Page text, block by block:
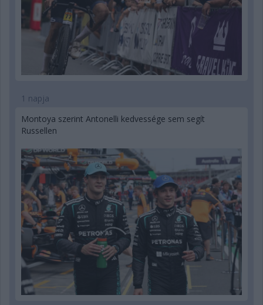
1 napja
Montoya szerint Antonelli kedvessége sem segít
Russellen